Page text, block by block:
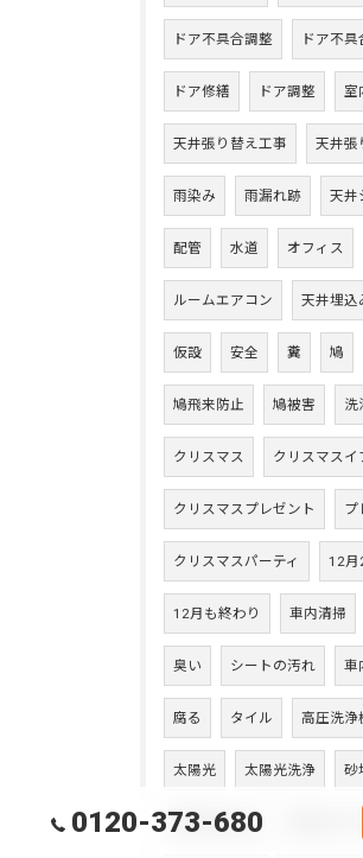
ドア不具合調整 ドア不具
ドア修繕 ドア調整 室
天井張り替え工事 天井張
雨染み 雨漏れ跡 天井
配管 水道 オフィス
ルームエアコン 天井埋込
仮設 安全 糞 鳩
鳩飛来防止 鳩被害 洗
クリスマス クリスマスイ
クリスマスプレゼント プ
クリスマスパーティ 12月
12月も終わり 車内清掃
臭い シートの汚れ 車
腐る タイル 高圧洗浄
太陽光 太陽光洗浄 砂
発電効率向上 太陽光パ
0120-373-680